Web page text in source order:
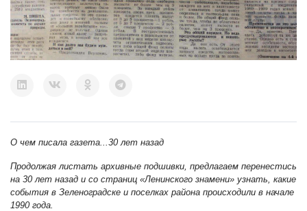
О чем писала газета...30 лет назад
Продолжая листать архивные подшивки, предлагаем перенестись
на 30 лет назад и со страниц «Ленинского знамени» узнать, какие
события в Зеленоградске и поселках района происходили в начале
1990 года.